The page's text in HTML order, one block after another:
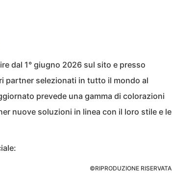
dal 1° giugno 2026 sul sito e presso
partner selezionati in tutto il mondo al
prevede una gamma di colorazioni
nuove soluzioni in linea con il loro stile e le
©RIPRODUZIONE RISERVATA